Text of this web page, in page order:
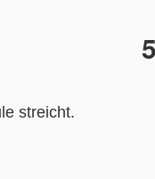
streicht.
an, morgens